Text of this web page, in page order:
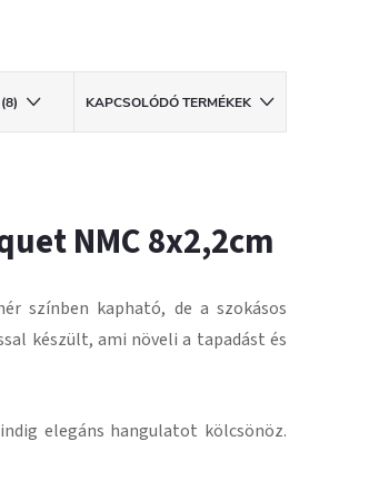
KAPCSOLÓDÓ TERMÉKEK
NMC 8x2,2cm
színben kapható, de a szokásos
készült, ami növeli a tapadást és
elegáns hangulatot kölcsönöz.